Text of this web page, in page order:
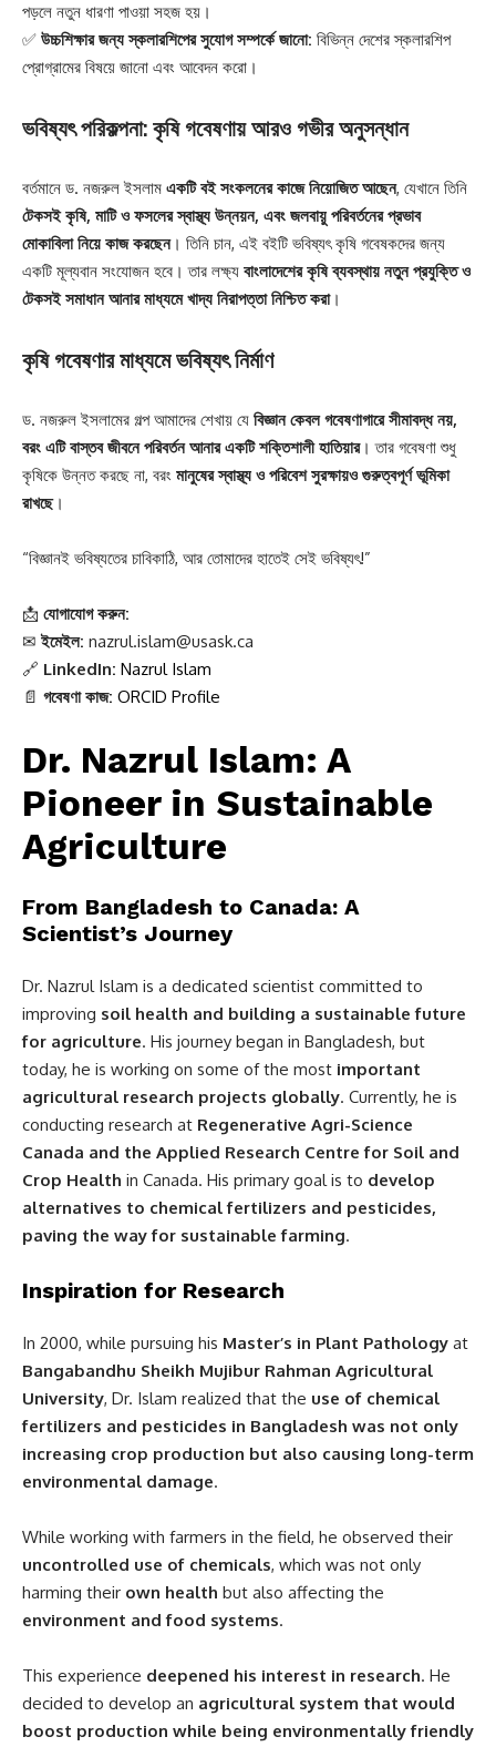
পড়লে নতুন ধারণা পাওয়া সহজ হয়।
✅ উচ্চশিক্ষার জন্য স্কলারশিপের সুযোগ সম্পর্কে জানো: বিভিন্ন দেশের স্কলারশিপ
প্রোগ্রামের বিষয়ে জানো এবং আবেদন করো।
ভবিষ্যৎ পরিকল্পনা: কৃষি গবেষণায় আরও গভীর অনুসন্ধান
বর্তমানে ড. নজরুল ইসলাম একটি বই সংকলনের কাজে নিয়োজিত আছেন, যেখানে তিনি
টেকসই কৃষি, মাটি ও ফসলের স্বাস্থ্য উন্নয়ন, এবং জলবায়ু পরিবর্তনের প্রভাব
মোকাবিলা নিয়ে কাজ করছেন। তিনি চান, এই বইটি ভবিষ্যৎ কৃষি গবেষকদের জন্য
একটি মূল্যবান সংযোজন হবে। তার লক্ষ্য বাংলাদেশের কৃষি ব্যবস্থায় নতুন প্রযুক্তি ও
টেকসই সমাধান আনার মাধ্যমে খাদ্য নিরাপত্তা নিশ্চিত করা।
কৃষি গবেষণার মাধ্যমে ভবিষ্যৎ নির্মাণ
ড. নজরুল ইসলামের গল্প আমাদের শেখায় যে বিজ্ঞান কেবল গবেষণাগারে সীমাবদ্ধ নয়,
বরং এটি বাস্তব জীবনে পরিবর্তন আনার একটি শক্তিশালী হাতিয়ার। তার গবেষণা শুধু
কৃষিকে উন্নত করছে না, বরং মানুষের স্বাস্থ্য ও পরিবেশ সুরক্ষায়ও গুরুত্বপূর্ণ ভূমিকা
রাখছে।
“বিজ্ঞানই ভবিষ্যতের চাবিকাঠি, আর তোমাদের হাতেই সেই ভবিষ্যৎ!”
📩 যোগাযোগ করুন:
✉ইমেইল: nazrul.islam@usask.ca
🔗 LinkedIn: Nazrul Islam
📄 গবেষণা কাজ: ORCID Profile
Dr. Nazrul Islam: A
Pioneer in Sustainable
Agriculture
From Bangladesh to Canada: A
Scientist’s Journey
Dr. Nazrul Islam is a dedicated scientist committed to
improving soil health and building a sustainable future
for agriculture. His journey began in Bangladesh, but
today, he is working on some of the most important
agricultural research projects globally. Currently, he is
conducting research at Regenerative Agri-Science
Canada and the Applied Research Centre for Soil and
Crop Health in Canada. His primary goal is to develop
alternatives to chemical fertilizers and pesticides,
paving the way for sustainable farming.
Inspiration for Research
In 2000, while pursuing his Master’s in Plant Pathology at
Bangabandhu Sheikh Mujibur Rahman Agricultural
University, Dr. Islam realized that the use of chemical
fertilizers and pesticides in Bangladesh was not only
increasing crop production but also causing long-term
environmental damage.
While working with farmers in the field, he observed their
uncontrolled use of chemicals, which was not only
harming their own health but also affecting the
environment and food systems.
This experience deepened his interest in research. He
decided to develop an agricultural system that would
boost production while being environmentally friendly